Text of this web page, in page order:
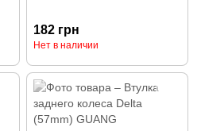
182 грн
Нет в наличии